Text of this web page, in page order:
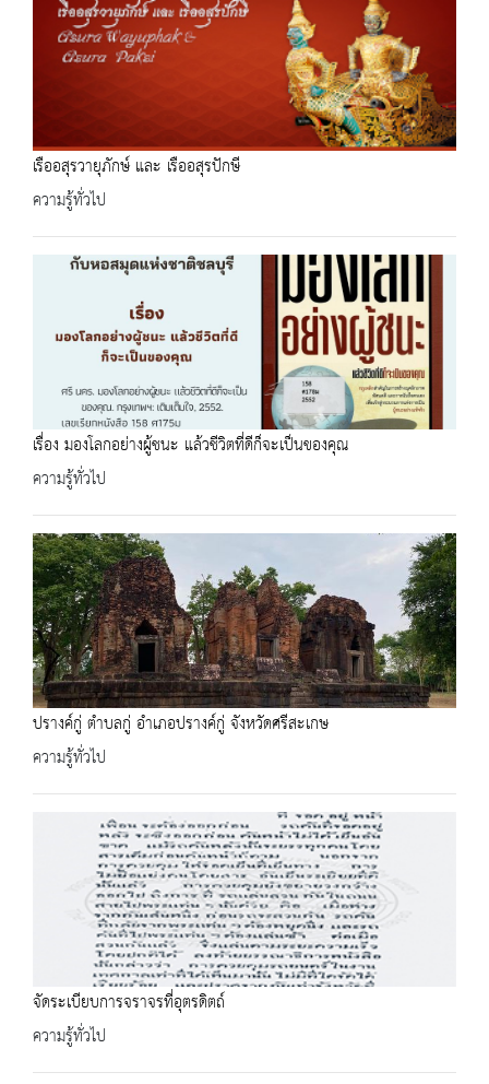
เรืออสุรวายุภักษ์ และ เรืออสุรปักษี
ความรู้ทั่วไป
เรื่อง มองโลกอย่างผู้ชนะ แล้วชีวิตที่ดีก็จะเป็นของคุณ
ความรู้ทั่วไป
ปรางค์กู่ ตำบลกู่ อำเภอปรางค์กู่ จังหวัดศรีสะเกษ
ความรู้ทั่วไป
จัดระเบียบการจราจรที่อุตรดิตถ์
ความรู้ทั่วไป